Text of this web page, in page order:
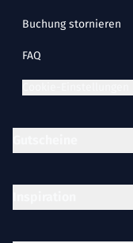
Buchung stornieren
FAQ